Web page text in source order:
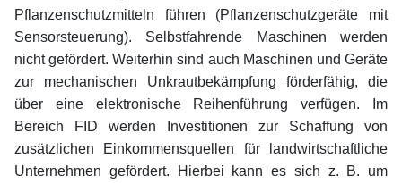
Pflanzenschutzmitteln führen (Pflanzenschutzgeräte mit
Sensorsteuerung). Selbstfahrende Maschinen werden
nicht gefördert. Weiterhin sind auch Maschinen und Geräte
zur mechanischen Unkrautbekämpfung förderfähig, die
über eine elektronische Reihenführung verfügen. Im
Bereich FID werden Investitionen zur Schaffung von
zusätzlichen Einkommensquellen für landwirtschaftliche
Unternehmen gefördert. Hierbei kann es sich z. B. um